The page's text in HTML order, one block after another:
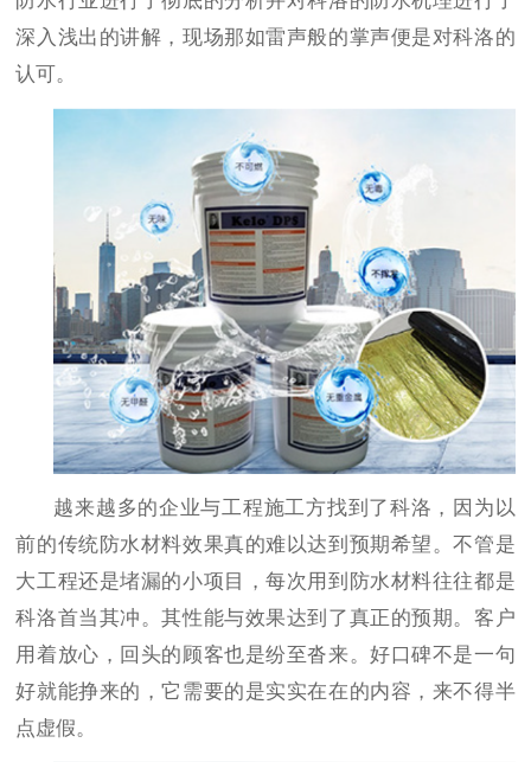
深入浅出的讲解，现场那如雷声般的掌声便是对科洛的
认可。
越来越多的企业与工程施工方找到了科洛，因为以
前的传统防水材料效果真的难以达到预期希望。不管是
大工程还是堵漏的小项目，每次用到防水材料往往都是
科洛首当其冲。其性能与效果达到了真正的预期。客户
用着放心，回头的顾客也是纷至沓来。好口碑不是一句
好就能挣来的，它需要的是实实在在的内容，来不得半
点虚假。